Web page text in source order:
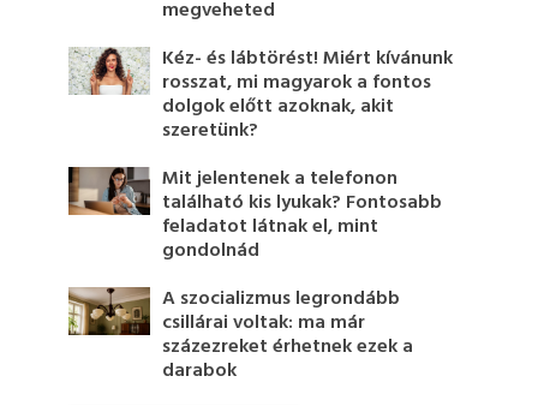
megveheted
Kéz- és lábtörést! Miért kívánunk
rosszat, mi magyarok a fontos
dolgok előtt azoknak, akit
szeretünk?
Mit jelentenek a telefonon
található kis lyukak? Fontosabb
feladatot látnak el, mint
gondolnád
A szocializmus legrondább
csillárai voltak: ma már
százezreket érhetnek ezek a
darabok